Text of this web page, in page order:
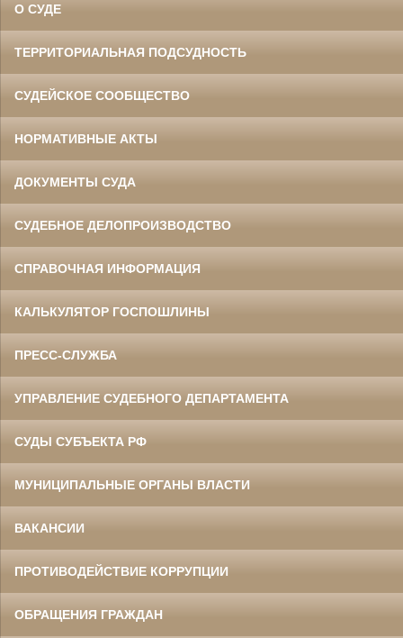
О СУДЕ
ТЕРРИТОРИАЛЬНАЯ ПОДСУДНОСТЬ
СУДЕЙСКОЕ СООБЩЕСТВО
НОРМАТИВНЫЕ АКТЫ
ДОКУМЕНТЫ СУДА
СУДЕБНОЕ ДЕЛОПРОИЗВОДСТВО
СПРАВОЧНАЯ ИНФОРМАЦИЯ
КАЛЬКУЛЯТОР ГОСПОШЛИНЫ
ПРЕСС-СЛУЖБА
УПРАВЛЕНИЕ СУДЕБНОГО ДЕПАРТАМЕНТА
СУДЫ СУБЪЕКТА РФ
МУНИЦИПАЛЬНЫЕ ОРГАНЫ ВЛАСТИ
ВАКАНСИИ
ПРОТИВОДЕЙСТВИЕ КОРРУПЦИИ
ОБРАЩЕНИЯ ГРАЖДАН